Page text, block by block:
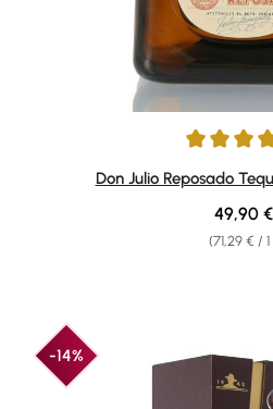
Average rating of 4.76 out of 5
Don Julio Reposado
(71,29 € / 1
Regular
49,90 €
-14%